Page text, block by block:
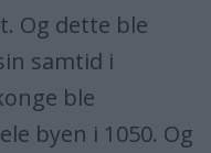
Og dette ble
samtid i
ble
byen i 1050. Og